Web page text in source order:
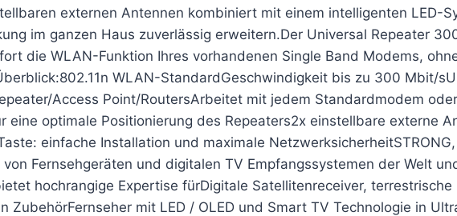
externen Antennen kombiniert mit einem intelligenten LED-
im ganzen Haus zuverlässig erweitern.Der Universal Repeater
die WLAN-Funktion Ihres vorhandenen Single Band Modems,
WLAN-StandardGeschwindigkeit bis zu 300 Mbit/
Access Point/RoutersArbeitet mit jedem Standardmodem
eine optimale Positionierung des Repeaters2x einstellbare externe
einfache Installation und maximale
Fernsehgeräten und digitalen TV Empfangssystemen der Welt
hochrangige Expertise fürDigitale Satellitenreceiver,
ZubehörFernseher mit LED / OLED und Smart TV Technologie in